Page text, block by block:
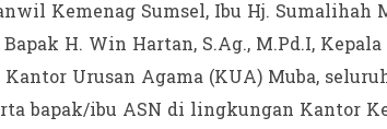
Kemenag Sumsel, Ibu Hj. Sumalihah
H. Win Hartan, S.Ag., M.Pd.I,
Urusan Agama (KUA) Muba,
bapak/ibu ASN di lingkungan Kantor